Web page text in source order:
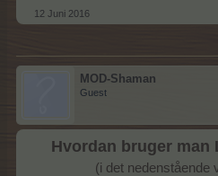
12 Juni 2016
MOD-Shaman
Guest
Hvordan bruger man
(i det nedenstående